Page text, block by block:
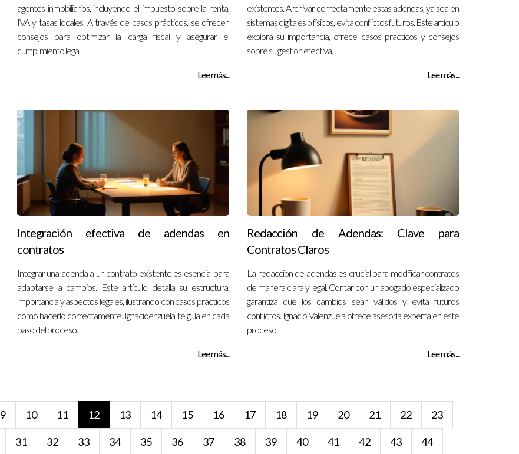
agentes inmobiliarios, incluyendo el impuesto sobre la renta,
IVA y tasas locales. A través de casos prácticos, se ofrecen
consejos para optimizar la carga fiscal y asegurar el
cumplimiento legal.
Lee más...
existentes. Archivar correctamente estas adendas, ya sea en
sistemas digitales o físicos, evita conflictos futuros. Este artículo
explora su importancia, ofrece casos prácticos y consejos
sobre su gestión efectiva.
Lee más...
Integración efectiva de adendas en
contratos
Integrar una adenda a un contrato existente es esencial para
adaptarse a cambios. Este artículo detalla su estructura,
importancia y aspectos legales, ilustrando con casos prácticos
cómo hacerlo correctamente. Ignacioenzuela te guía en cada
paso del proceso.
Lee más...
Redacción de Adendas: Clave para
Contratos Claros
La redacción de adendas es crucial para modificar contratos
de manera clara y legal. Contar con un abogado especializado
garantiza que los cambios sean válidos y evita futuros
conflictos. Ignacio Valenzuela ofrece asesoría experta en este
proceso.
Lee más...
9 10 11 12 13 14 15 16 17 18 19 20 21 22 23
31 32 33 34 35 36 37 38 39 40 41 42 43 44